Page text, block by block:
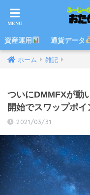
資産運用 通貨データ
ホーム 雑記
ついにDMMFXが動
開始でスワップポ
2021/03/31